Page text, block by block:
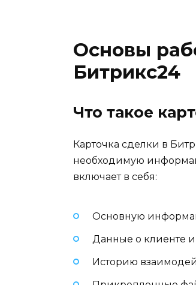
Основы
Битрикс24
Что такое
Карточка сделки в
необходимую
включает в себя:
Основную
Данные о клиенте и
Историю